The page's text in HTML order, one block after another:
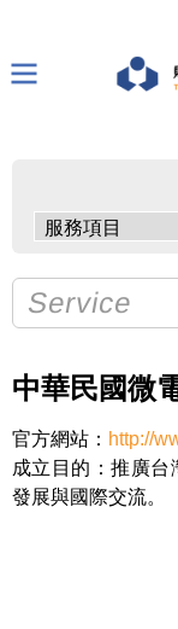
Service
中華民國微
官方網站： http://
成立目的：推廣
發展與國際交流。